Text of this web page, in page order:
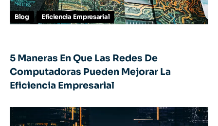
Blog Eficiencia Empresarial
5 Maneras En Que Las Redes De
Computadoras Pueden Mejorar La
Eficiencia Empresarial